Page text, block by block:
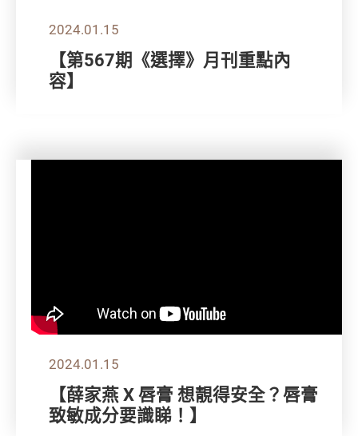
2024.01.15
【第567期《選擇》月刊重點內
容】
2024.01.15
【薛家燕 X 唇膏 想靚得安全？唇膏
致敏成分要識睇！】